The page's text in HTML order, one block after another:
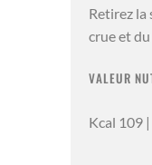
Retirez la
crue et
VALEUR
Kcal 109